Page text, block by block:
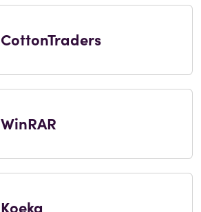
CottonTraders
WinRAR
Koeka